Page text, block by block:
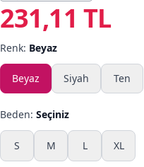
231,11 TL
Renk: Beyaz
Beyaz Siyah Ten
Beden: Seçiniz
S M L XL